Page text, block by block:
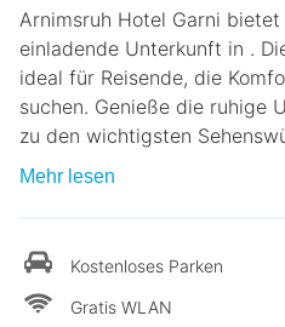
Arnimsruh Hotel Garni
einladende Unterkunft in .
ideal für Reisende, die
suchen. Genieße die ruhige
zu den wichtigsten
Mehr lesen
Kostenloses Parken
Gratis WLAN